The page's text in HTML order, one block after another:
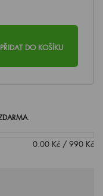
PŘIDAT DO KOŠÍKU
.
0.00 Kč / 990 Kč